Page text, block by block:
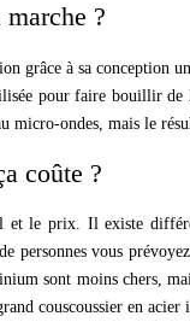
?
grâce à sa
pour faire bouillir
micro-ondes, mais le
coûte ?
le prix. Il existe
personnes vous
sont moins chers,
couscoussier en